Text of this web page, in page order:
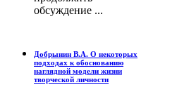
обсуждение ...
Добрынин В.А. О некоторых
подходах к обоснованию
наглядной модели жизни
творческой личности